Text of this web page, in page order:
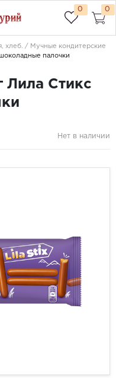
0 0
хлеб.
Мучные кондитерские
палочки
Лила Стикс
Нет в наличии